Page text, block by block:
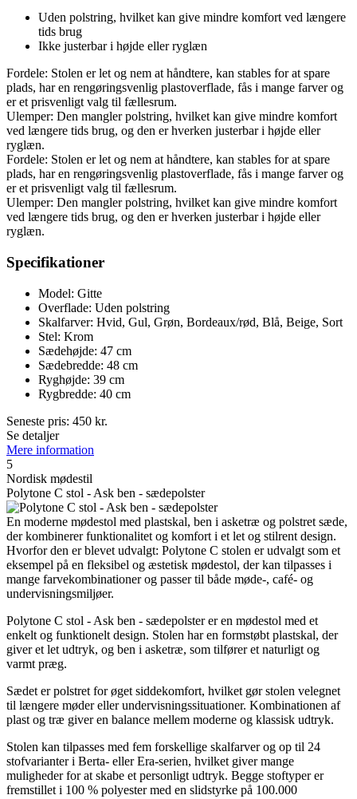
Uden polstring, hvilket kan give mindre komfort ved længere
tids brug
Ikke justerbar i højde eller ryglæn
Fordele: Stolen er let og nem at håndtere, kan stables for at spare
plads, har en rengøringsvenlig plastoverflade, fås i mange farver og
er et prisvenligt valg til fællesrum.
Ulemper: Den mangler polstring, hvilket kan give mindre komfort
ved længere tids brug, og den er hverken justerbar i højde eller
ryglæn.
Fordele: Stolen er let og nem at håndtere, kan stables for at spare
plads, har en rengøringsvenlig plastoverflade, fås i mange farver og
er et prisvenligt valg til fællesrum.
Ulemper: Den mangler polstring, hvilket kan give mindre komfort
ved længere tids brug, og den er hverken justerbar i højde eller
ryglæn.
Specifikationer
Model: Gitte
Overflade: Uden polstring
Skalfarver: Hvid, Gul, Grøn, Bordeaux/rød, Blå, Beige, Sort
Stel: Krom
Sædehøjde: 47 cm
Sædebredde: 48 cm
Ryghøjde: 39 cm
Rygbredde: 40 cm
Seneste pris: 450 kr.
Se detaljer
Mere information
5
Nordisk mødestil
Polytone C stol - Ask ben - sædepolster
En moderne mødestol med plastskal, ben i asketræ og polstret sæde,
der kombinerer funktionalitet og komfort i et let og stilrent design.
Hvorfor den er blevet udvalgt: Polytone C stolen er udvalgt som et
eksempel på en fleksibel og æstetisk mødestol, der kan tilpasses i
mange farvekombinationer og passer til både møde-, café- og
undervisningsmiljøer.
Polytone C stol - Ask ben - sædepolster er en mødestol med et
enkelt og funktionelt design. Stolen har en formstøbt plastskal, der
giver et let udtryk, og ben i asketræ, som tilfører et naturligt og
varmt præg.
Sædet er polstret for øget siddekomfort, hvilket gør stolen velegnet
til længere møder eller undervisningssituationer. Kombinationen af
plast og træ giver en balance mellem moderne og klassisk udtryk.
Stolen kan tilpasses med fem forskellige skalfarver og op til 24
stofvarianter i Berta- eller Era-serien, hvilket giver mange
muligheder for at skabe et personligt udtryk. Begge stoftyper er
fremstillet i 100 % polyester med en slidstyrke på 100.000